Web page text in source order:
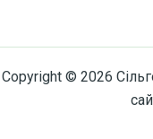
Copyright © 2026